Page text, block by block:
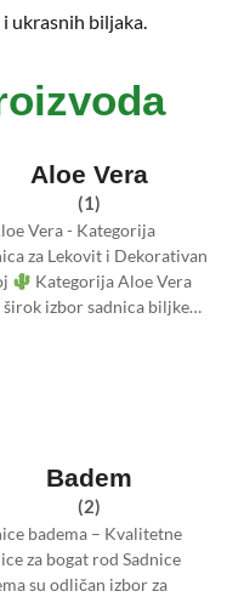
ukrasnih biljaka.
Aloe Vera
(1)
Vera - Kategorija
za Lekovit i Dekorativan
Kategorija Aloe Vera
širok izbor sadnica biljke…
Badem
(2)
badema – Kvalitetne
za bogat rod Sadnice
su odličan izbor za